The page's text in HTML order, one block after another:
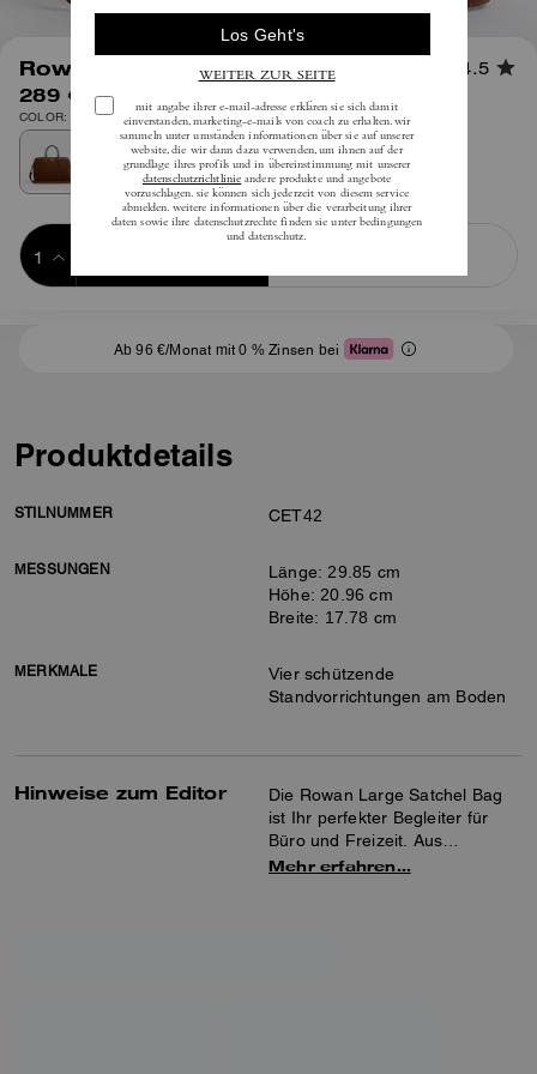
Rowan Große Satchel-Tasche 4.5
289 € inkl. MwSt.
COLOR: Gold/Warmes Braun
Ab 96 €/Monat mit 0 % Zinsen bei
Produktdetails
STILNUMMER CET42
MESSUNGEN
Länge: 29.85 cm
Höhe: 20.96 cm
Breite: 17.78 cm
MERKMALE
Vier schützende
Standvorrichtungen am Boden
Hinweise zum Editor
Die Rowan Large Satchel Bag
ist Ihr perfekter Begleiter für
Büro und Freizeit. Aus
Veloursleder und glattem Leder
Mehr erfahren…